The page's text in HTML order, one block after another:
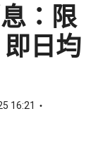
：限
日均
16:21